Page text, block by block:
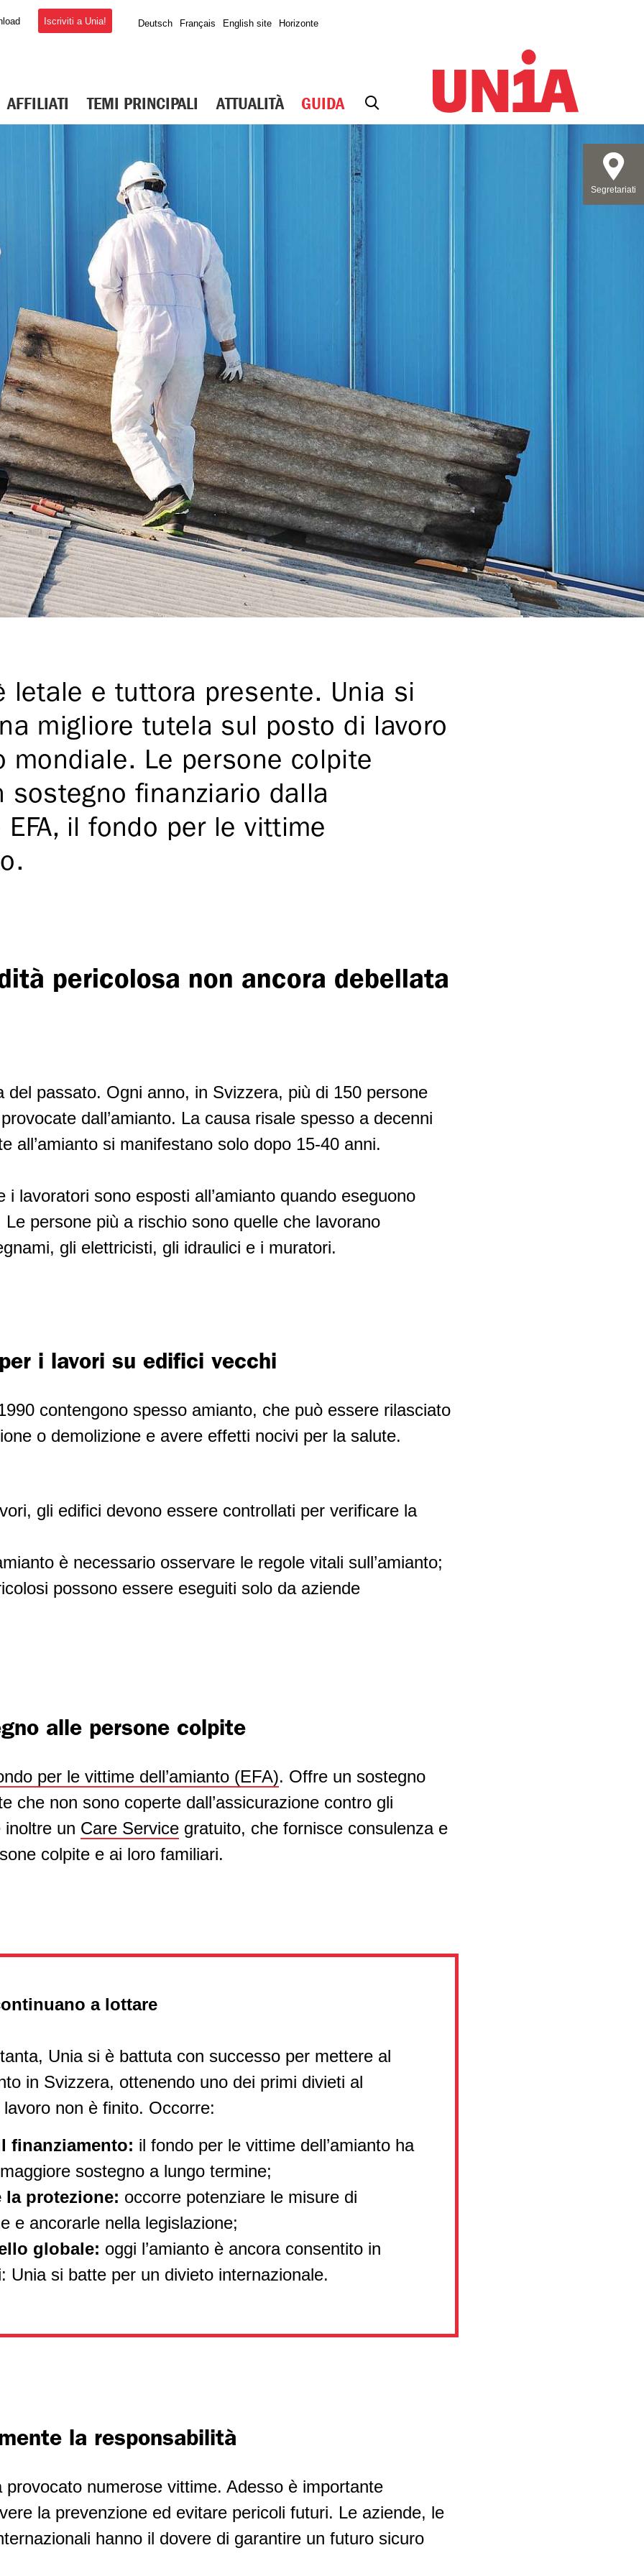
Iscriviti a Unia! Deutsch Français English site Horizonte
AFFILIATI TEMI PRINCIPALI ATTUALITÀ GUIDA
letale e tuttora presente. Unia si
migliore tutela sul posto di lavoro
mondiale. Le persone colpite
sostegno finanziario dalla
EFA, il fondo per le vittime
pericolosa non ancora debellata
del passato. Ogni anno, in Svizzera, più di 150 persone
dall’amianto. La causa risale spesso a decenni
all’amianto si manifestano solo dopo 15-40 anni.
i lavoratori sono esposti all’amianto quando eseguono
persone più a rischio sono quelle che lavorano
gli elettricisti, gli idraulici e i muratori.
i lavori su edifici vecchi
contengono spesso amianto, che può essere rilasciato
o demolizione e avere effetti nocivi per la salute.
gli edifici devono essere controllati per verificare la
è necessario osservare le regole vitali sull’amianto;
possono essere eseguiti solo da aziende
alle persone colpite
per le vittime dell’amianto (EFA). Offre un sostegno
che non sono coperte dall’assicurazione contro gli
inoltre un Care Service gratuito, che fornisce consulenza e
colpite e ai loro familiari.
a lottare
Unia si è battuta con successo per mettere al
in Svizzera, ottenendo uno dei primi divieti al
non è finito. Occorre:
finanziamento: il fondo per le vittime dell’amianto ha
sostegno a lungo termine;
la protezione: occorre potenziare le misure di
e ancorarle nella legislazione;
globale: oggi l’amianto è ancora consentito in
Unia si batte per un divieto internazionale.
la responsabilità
provocato numerose vittime. Adesso è importante
la prevenzione ed evitare pericoli futuri. Le aziende, le
hanno il dovere di garantire un futuro sicuro
Segretariati